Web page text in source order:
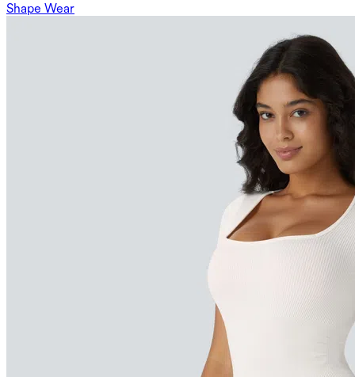
Shape Wear